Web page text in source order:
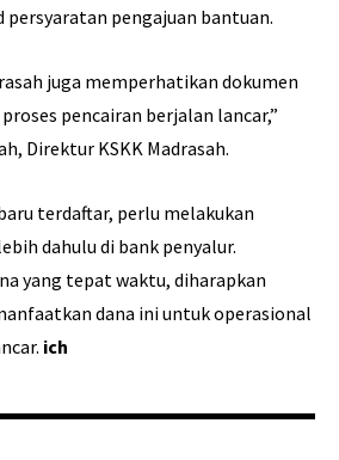
pengajuan bantuan.
juga memperhatikan dokumen
pencairan berjalan lancar,”
Direktur KSKK Madrasah.
terdaftar, perlu melakukan
dahulu di bank penyalur.
yang tepat waktu, diharapkan
dana ini untuk operasional
ich